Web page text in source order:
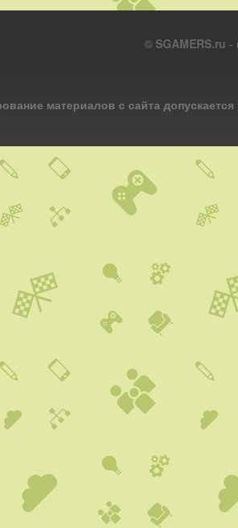
© SGAMERS.ru -
материалов с сайта